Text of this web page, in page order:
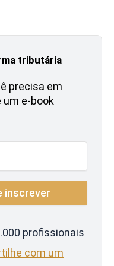
tributária
precisa em
um e-book
profissionais
com um